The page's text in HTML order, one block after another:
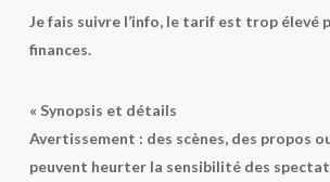
Je fais suivre l’info, le tarif est trop élevé
finances.
« Synopsis et détails
Avertissement : des scènes, des propos
peuvent heurter la sensibilité des